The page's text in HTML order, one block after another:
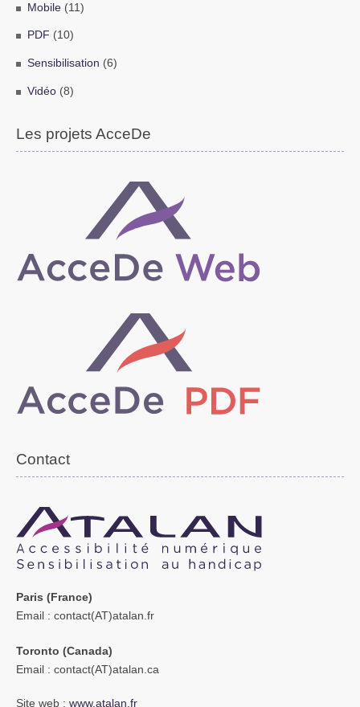
Mobile(11)
PDF (10)
Sensibilisation (6)
Vidéo(8)
Les projets AcceDe
Contact
Paris (France)
Email : contact(AT)atalan.fr
Toronto (Canada)
Email : contact(AT)atalan.ca
Site web : www.atalan.fr